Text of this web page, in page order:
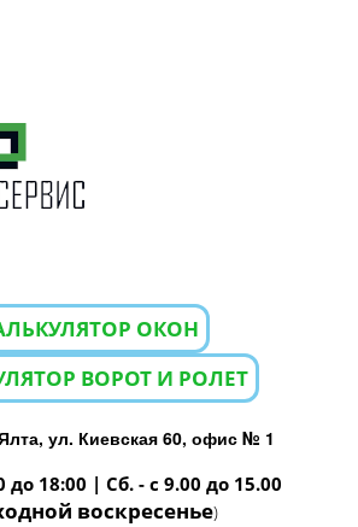
ОКОН
ВОРОТ И РОЛЕТ
ул. Киевская 60, офис № 1
до 18:00 | Сб. - с 9.00 до 15.00
воскресенье)